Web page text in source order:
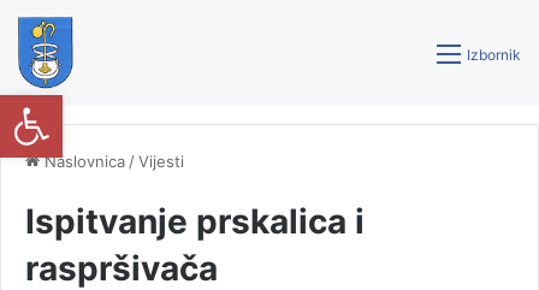
Izbornik
Naslovnica /Vijesti
Ispitvanje prskalica i
raspršivača
Open toolbar